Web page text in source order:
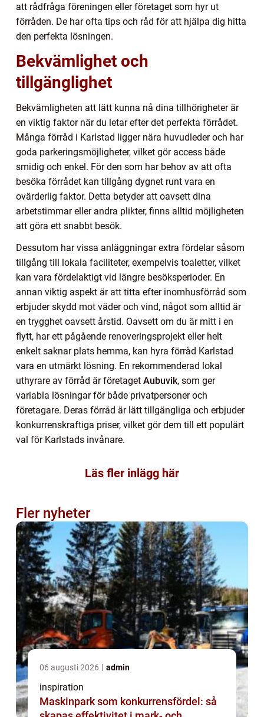
att rådfråga föreningen eller företaget som hyr ut
förråden. De har ofta tips och råd för att hjälpa dig hitta
den perfekta lösningen.
Bekvämlighet och
tillgänglighet
Bekvämligheten att lätt kunna nå dina tillhörigheter är
en viktig faktor när du letar efter det perfekta förrådet.
Många förråd i Karlstad ligger nära huvudleder och har
goda parkeringsmöjligheter, vilket gör access både
smidig och enkel. För den som har behov av att ofta
besöka förrådet kan tillgång dygnet runt vara en
ovärderlig faktor. Detta betyder att oavsett dina
arbetstimmar eller andra plikter, finns alltid möjligheten
att göra ett snabbt besök.
Dessutom har vissa anläggningar extra fördelar såsom
tillgång till lokala faciliteter, exempelvis toaletter, vilket
kan vara fördelaktigt vid längre besöksperioder. En
annan viktig aspekt är att titta efter inomhusförråd som
erbjuder skydd mot väder och vind, något som alltid är
en trygghet oavsett årstid. Oavsett om du är mitt i en
flytt, har ett pågående renoveringsprojekt eller helt
enkelt saknar plats hemma, kan hyra förråd Karlstad
vara en utmärkt lösning. En rekommenderad lokal
uthyrare av förråd är företaget Aubuvik, som ger
variabla lösningar för både privatpersoner och
företagare. Deras förråd är lätt tillgängliga och erbjuder
konkurrenskraftiga priser, vilket gör dem till ett populärt
val för Karlstads invånare.
Läs fler inlägg här
Fler nyheter
06 augusti 2026 admin
inspiration
Maskinpark som konkurrensfördel: så